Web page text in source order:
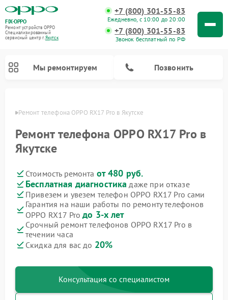
FIX-OPPO
Ремонт устройств OPPO
Специализированный
cервисный центр г.Якутск
+7 (800) 301-55-83
Ежедневно, с 10:00 до 20:00
+7 (800) 301-55-83
Звонок бесплатный по РФ
Мы ремонтируем Позвонить
Ремонт телефона OPPO RX17 Pro в Якутске
Ремонт телефона OPPO RX17 Pro в
Якутске
Стоимость ремонта от 480 руб.
Бесплатная диагностика даже при отказе
Привезем и увезем телефон OPPO RX17 Pro сами
Гарантия на наши работы по ремонту телефонов
OPPO RX17 Proдо 3-х лет
Срочный ремонт телефонов OPPO RX17 Pro в
течении часа
Скидка для вас до 20%
Консультация со специалистом